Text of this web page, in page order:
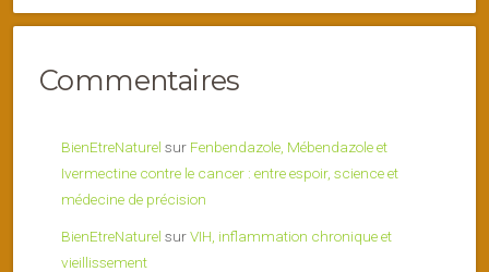
Commentaires
BienEtreNaturel sur Fenbendazole, Mébendazole et
Ivermectine contre le cancer : entre espoir, science et
médecine de précision
BienEtreNaturel surVIH, inflammation chronique et
vieillissement